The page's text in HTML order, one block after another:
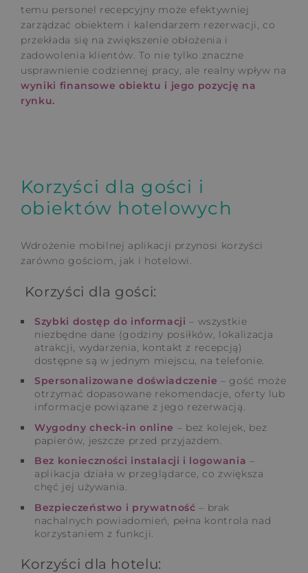
temu personel recepcyjny może efektywniej
zarządzać obiektem i kalendarzem rezerwacji, co
przekłada się na zwiększenie obłożenia i
zadowolenia klientów. To nie tylko znaczne
usprawnienie codziennej pracy, ale realny wpływ na
wyniki finansowe obiektu i jego pozycję na
rynku.
Korzyści dla gości i
obiektów hotelowych
Wdrożenie mobilnej aplikacji przynosi korzyści
zarówno gościom, jak i hotelowi.
Korzyści dla gości:
Szybki dostęp do informacji – wszystkie
niezbędne dane (godziny posiłków, lokalizacja
atrakcji, wydarzenia, kontakt z recepcją)
dostępne są w jednym miejscu, na telefonie.
Spersonalizowane doświadczenie – gość może
otrzymać dopasowane rekomendacje, oferty lub
informacje powiązane z jego rezerwacją.
Wygodny check-in online – bez kolejek, bez
papierów, jeszcze przed przyjazdem.
Bez konieczności instalacji i logowania –
aplikacja działa w przeglądarce, co zwiększa
chęć jej używania.
Bezpieczeństwo i prywatność – brak
nachalnych powiadomień, pełna kontrola nad
korzystaniem z funkcji.
Korzyści dla hotelu: